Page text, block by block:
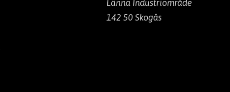
Länna Industriområde
142 50 Skogås